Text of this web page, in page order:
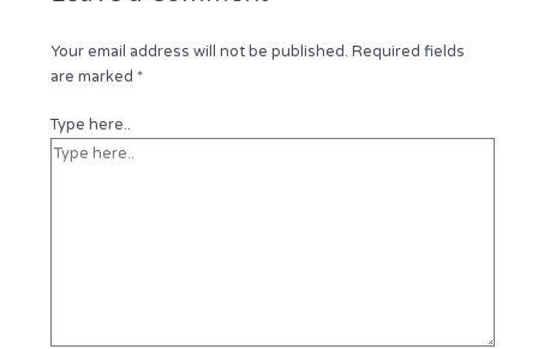
Your email address will not be published. Required fields
are marked *
Type here..